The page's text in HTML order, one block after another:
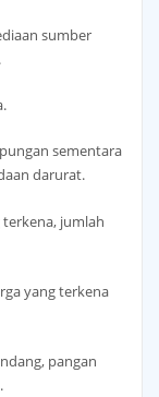
sumber
sementara
darurat.
jumlah
yang terkena
pangan